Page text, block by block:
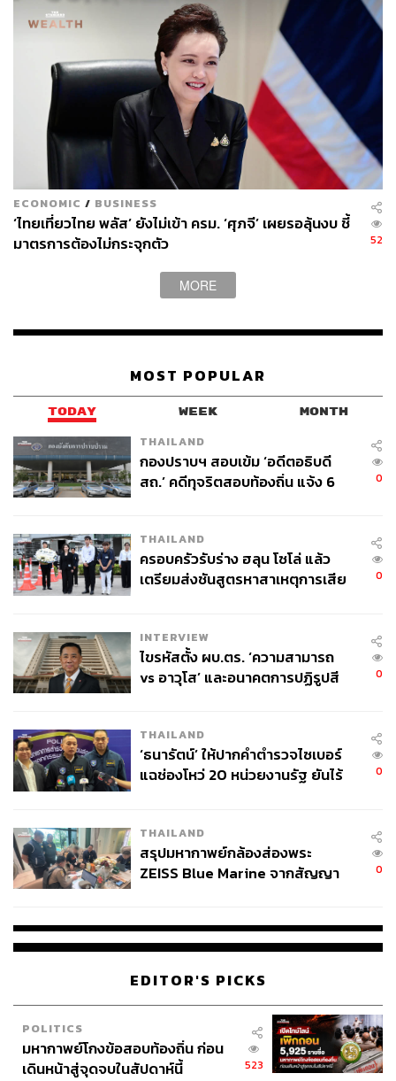
ECONOMIC / BUSINESS
‘ไทยเที่ยวไทย พลัส’ ยังไม่เข้า ครม. ‘ศุภจี’ เผยรอลุ้นงบ ชี้
มาตรการต้องไม่กระจุกตัว
52
MORE
MOST POPULAR
TODAY WEEK MONTH
THAILAND
กองปราบฯ สอบเข้ม ‘อดีตอธิบดี
สถ.’ คดีทุจริตสอบท้องถิ่น แจ้ง 6
0
THAILAND
ครอบครัวรับร่าง ฮลุน โซโล่ แล้ว
เตรียมส่งชันสูตรหาสาเหตุการเสีย
0
INTERVIEW
ไขรหัสตั้ง ผบ.ตร. ‘ความสามารถ
vs อาวุโส’ และอนาคตการปฏิรูปสี
0
THAILAND
‘ธนารัตน์’ ให้ปากคำตำรวจไซเบอร์
แฉช่องโหว่ 20 หน่วยงานรัฐ ยันไร้
0
THAILAND
สรุปมหากาพย์กล้องส่องพระ
ZEISS Blue Marine จากสัญญา
จ่ายหนี้-แอบระบุแบรนด์
0
EDITOR'S PICKS
POLITICS
มหากาพย์โกงข้อสอบท้องถิ่น ก่อน
เดินหน้าสู่จุดจบในสัปดาห์นี้
523